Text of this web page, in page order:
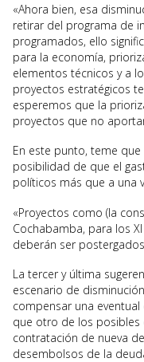
«Ahora bien, esa
retirar del programa de
programados, ello
para la economía,
elementos técnicos y a
proyectos estratégicos
esperemos que la
proyectos que no
En este punto, teme
posibilidad de que el
políticos más que a una
«Proyectos como (la
Cochabamba, para los
deberán ser
La tercer y última
escenario de
compensar una
que otro de los posibles
contratación de nueva
desembolsos de la